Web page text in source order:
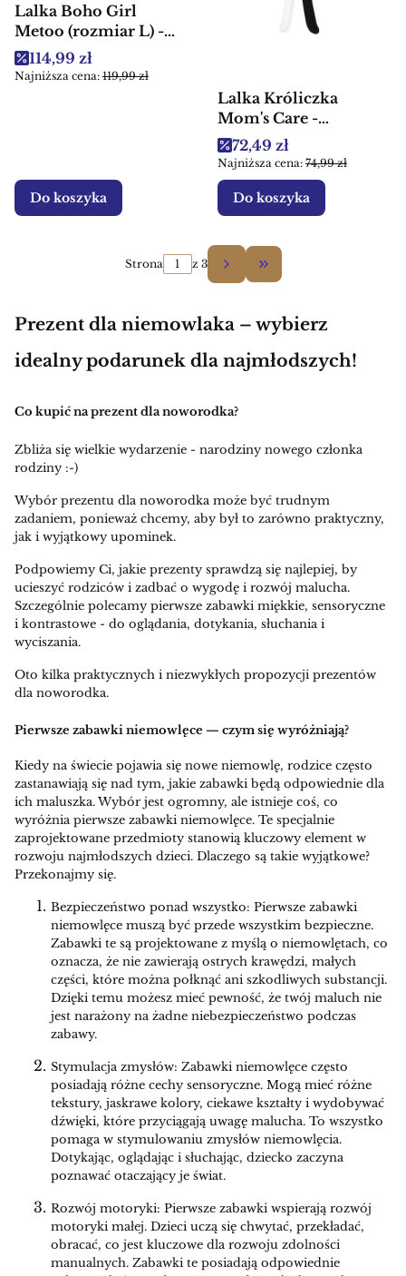
Lalka Boho Girl
Metoo (rozmiar L) -
Pluszowa przytulanka
dla dzieci
Cena promocyjna
114,99 zł
Najniższa cena: 119,99 zł
Do koszyka
Lalka Króliczka
Mom's Care -
Przytulanka
sensoryczna dla dzieci
Cena promocyjna
72,49 zł
Najniższa cena: 74,99 zł
Do koszyka
Strona z 3 Przejdź do ostatniej
Prezent dla niemowlaka – wybierz
idealny podarunek dla najmłodszych!
Co kupić na prezent dla noworodka?
Zbliża się wielkie wydarzenie - narodziny nowego członka
rodziny :-)
Wybór prezentu dla noworodka może być trudnym
zadaniem, ponieważ chcemy, aby był to zarówno praktyczny,
jak i wyjątkowy upominek.
Podpowiemy Ci, jakie prezenty sprawdzą się najlepiej, by
ucieszyć rodziców i zadbać o wygodę i rozwój malucha.
Szczególnie polecamy pierwsze zabawki miękkie, sensoryczne
i kontrastowe - do oglądania, dotykania, słuchania i
wyciszania.
Oto kilka praktycznych i niezwykłych propozycji prezentów
dla noworodka.
Pierwsze zabawki niemowlęce — czym się wyróżniają?
Kiedy na świecie pojawia się nowe niemowlę, rodzice często
zastanawiają się nad tym, jakie zabawki będą odpowiednie dla
ich maluszka. Wybór jest ogromny, ale istnieje coś, co
wyróżnia pierwsze zabawki niemowlęce. Te specjalnie
zaprojektowane przedmioty stanowią kluczowy element w
rozwoju najmłodszych dzieci. Dlaczego są takie wyjątkowe?
Przekonajmy się.
Bezpieczeństwo ponad wszystko: Pierwsze zabawki
niemowlęce muszą być przede wszystkim bezpieczne.
Zabawki te są projektowane z myślą o niemowlętach, co
oznacza, że nie zawierają ostrych krawędzi, małych
części, które można połknąć ani szkodliwych substancji.
Dzięki temu możesz mieć pewność, że twój maluch nie
jest narażony na żadne niebezpieczeństwo podczas
zabawy.
Stymulacja zmysłów: Zabawki niemowlęce często
posiadają różne cechy sensoryczne. Mogą mieć różne
tekstury, jaskrawe kolory, ciekawe kształty i wydobywać
dźwięki, które przyciągają uwagę malucha. To wszystko
pomaga w stymulowaniu zmysłów niemowlęcia.
Dotykając, oglądając i słuchając, dziecko zaczyna
poznawać otaczający je świat.
Rozwój motoryki: Pierwsze zabawki wspierają rozwój
motoryki małej. Dzieci uczą się chwytać, przekładać,
obracać, co jest kluczowe dla rozwoju zdolności
manualnych. Zabawki te posiadają odpowiednie